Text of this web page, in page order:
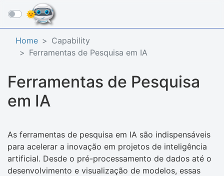
☰
Home
Capability
Ferramentas de Pesquisa em IA
Ferramentas de Pesquisa
em IA
As ferramentas de pesquisa em IA são indispensáveis
para acelerar a inovação em projetos de inteligência
artificial. Desde o pré-processamento de dados até o
desenvolvimento e visualização de modelos, essas